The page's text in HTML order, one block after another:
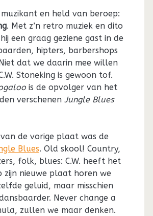
en held van beroep:
. Met z’n retro muziek en dito
een graag geziene gast in de
hipters, barbershops
dat we daarin mee willen
Stoneking is gewoon tof.
is de opvolger van het
verschenen Jungle Blues
van de vorige plaat was de
Blues. Old skool! Country,
folk, blues: C.W. heeft het
zijn nieuwe plaat horen we
geluid, maar misschien
Never change a
zullen we maar denken.